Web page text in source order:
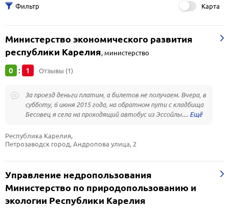
Карта
Министерство экономического развития
республики Карелия, министерство
0 : 1 Отзывы (1)
За проезд деньги платим, а билетов не получаем. Вчера, в
субботу, 6 июня 2015 года, на обратном пути с кладбища
Бесовец я села на проходящий автобус из Эссойлы....
Республика Карелия,
Петрозаводск город, Андропова улица, 2
Управление недропользования
Министерство по природопользованию и
экологии Республики Карелия